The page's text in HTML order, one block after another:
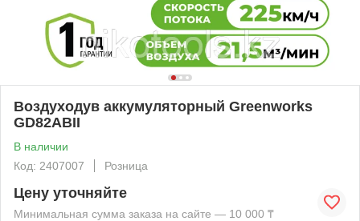
Воздуходув аккумуляторный Greenworks
GD82ABII
В наличии
Код: 2407007
Розница
Цену уточняйте
Минимальная сумма заказа на сайте — 10 000 ₸